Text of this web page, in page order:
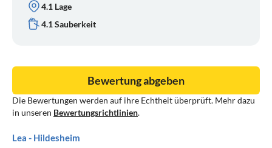
4.1 Lage
4.1 Sauberkeit
Die Bewertungen werden auf ihre Echtheit überprüft. Mehr dazu
in unseren Bewertungsrichtlinien.
Bewertung abgeben
Lea - Hildesheim